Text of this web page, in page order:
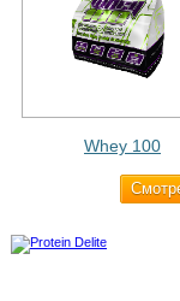
Whey 100